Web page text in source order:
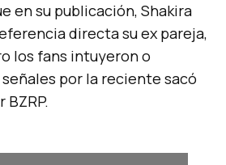
en su publicación, Shakira
directa su ex pareja,
los fans intuyeron o
por la reciente sacó